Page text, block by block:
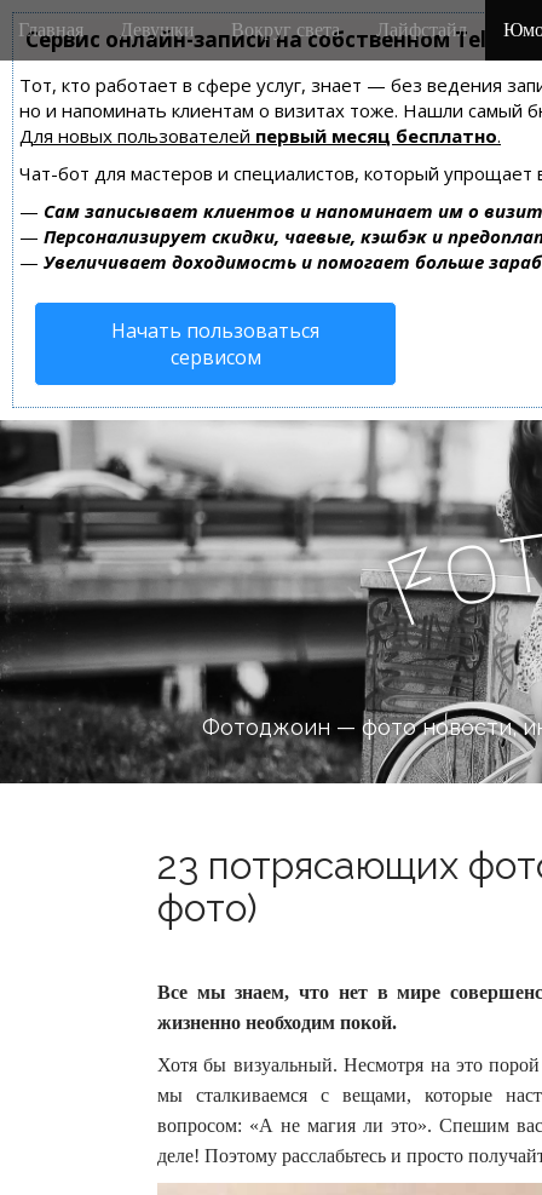
Сервис онлайн-записи на собственном
Тот, кто работает в сфере услуг, знает — без ведения
но и напоминать клиентам о визитах тоже. Нашли самый
Для новых пользователей первый месяц бесплатно.
Чат-бот для мастеров и специалистов, который упрощает
— Сам записывает клиентов и напоминает им о
— Персонализирует скидки, чаевые, кэшбэк и
— Увеличивает доходимость и помогает больше
Начать пользоваться
сервисом
M
a
n
m
e
n
u
i
Главная Девушки Вокруг света Лайфстайл
Fo
Фотоджоин — фото новости,
23 потрясающих
фото)
Все мы знаем, что нет в мире
жизненно необходим покой.
Хотя бы визуальный.Несмотря на это
мы сталкиваемся с вещами, которые
вопросом: «А не магия ли это». Спешим
деле! Поэтому расслабьтесь и просто